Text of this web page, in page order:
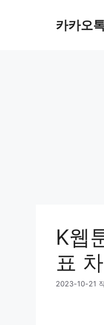
카카오
K웹
표
2023-10-21